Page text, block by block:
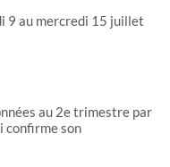
9 au mercredi 15 juillet
au 2e trimestre par
confirme son